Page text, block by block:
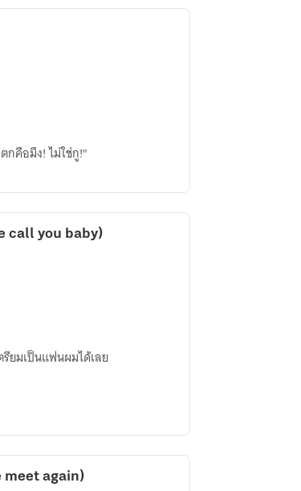
กคือมึง! ไม่ใช่กู!"
call you baby)
ยมเป็นแฟนผมได้เลย
meet again)